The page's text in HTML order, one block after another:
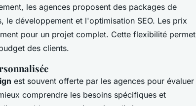
les agences proposent des packages de
le développement et l'optimisation SEO. Les prix
pour un projet complet. Cette flexibilité permet
des clients.
est souvent offerte par les agences pour évaluer
comprendre les besoins spécifiques et